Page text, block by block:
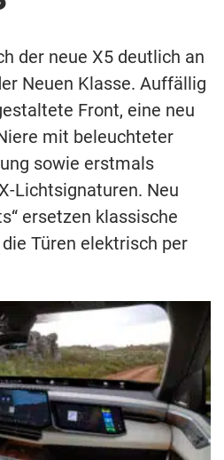
der neue X5 deutlich an
Neuen Klasse. Auffällig
Front, eine neu
mit beleuchteter
sowie erstmals
Lichtsignaturen. Neu
ersetzen klassische
Türen elektrisch per